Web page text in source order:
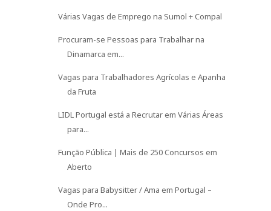
Várias Vagas de Emprego na Sumol + Compal
Procuram-se Pessoas para Trabalhar na
Dinamarca em...
Vagas para Trabalhadores Agrícolas e Apanha
da Fruta
LIDL Portugal está a Recrutar em Várias Áreas
para...
Função Pública | Mais de 250 Concursos em
Aberto
Vagas para Babysitter / Ama em Portugal –
Onde Pro...